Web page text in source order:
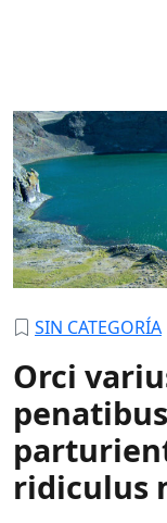
SIN CATEGORÍA
Orci
ridiculus